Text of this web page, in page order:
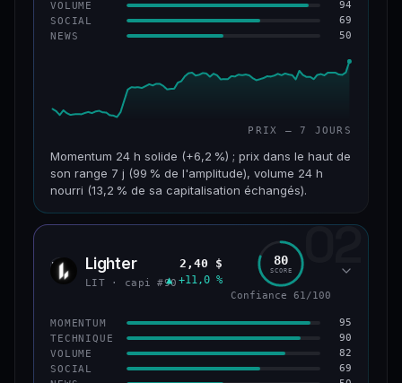
VOLUME 94
SOCIAL 69
NEWS 50
PRIX — 7 JOURS
Momentum 24 h solide (+6,2 %) ; prix dans le haut de
son range 7 j (99 % de l'amplitude), volume 24 h
nourri (13,2 % de sa capitalisation échangés).
CAP. MARCHÉ VOLUME 24 H
VAR. 7 J VAR. 30 J
+32,8 %
VS ATH
−93,6 %
02
LIT Lighter
LIT · capi #90
2,40 $
▲ +11,0 %
80
SCORE
Confiance 61/100
MOMENTUM 95
TECHNIQUE 90
VOLUME 82
SOCIAL 69